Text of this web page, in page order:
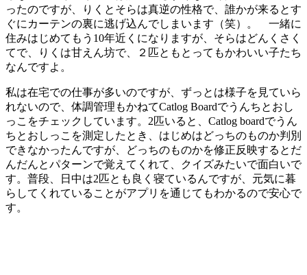
ったのですが、りくとそらは真逆の性格で、誰かが来るとす
ぐにカーテンの裏に逃げ込んでしまいます（笑）。 一緒に
住みはじめてもう10年近くになりますが、そらはどんくさく
てで、りくは甘えん坊で、２匹ともとってもかわいい子たち
なんですよ。
私は在宅での仕事が多いのですが、ずっとは様子を見ていら
れないので、体調管理もかねてCatlog Boardでうんちとおし
っこをチェックしています。2匹いると、Catlog boardでうん
ちとおしっこを測定したとき、はじめはどっちのものか判別
できなかったんですが、どっちのものかを修正反映するとだ
んだんとパターンで覚えてくれて、クイズみたいで面白いで
す。普段、日中は2匹とも良く寝ているんですが、元気に暮
らしてくれていることがアプリを通じてもわかるので安心で
す。